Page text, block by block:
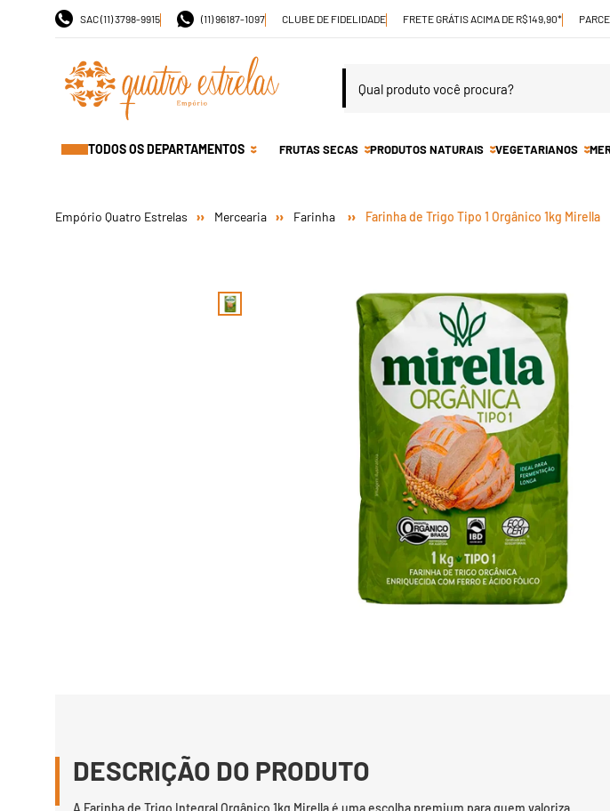
SAC (11) 3798-9915 (11) 96187-1097 CLUBE DE FIDELIDADE FRETE GRÁTIS ACIMA DE R$149,90*
TODOS OS DEPARTAMENTOS FRUTAS SECAS PRODUTOS NATURAIS VEGETARIANOS
Mercearia Farinha Farinha de Trigo Tipo 1 Orgânico 1kg Mirella
DESCRIÇÃO DO PRODUTO
A Farinha de Trigo Integral Orgânico 1kg Mirella é uma escolha premium para quem valoriza